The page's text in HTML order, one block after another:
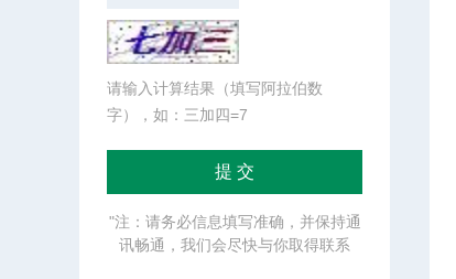
请输入计算结果（填写阿拉伯数
字），如：三加四=7
"注：请务必信息填写准确，并保持通
讯畅通，我们会尽快与你取得联系